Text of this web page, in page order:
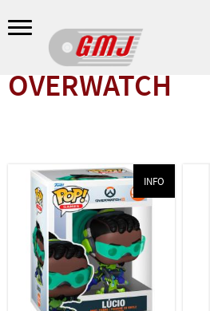
Meny
OVERWATCH
INFO